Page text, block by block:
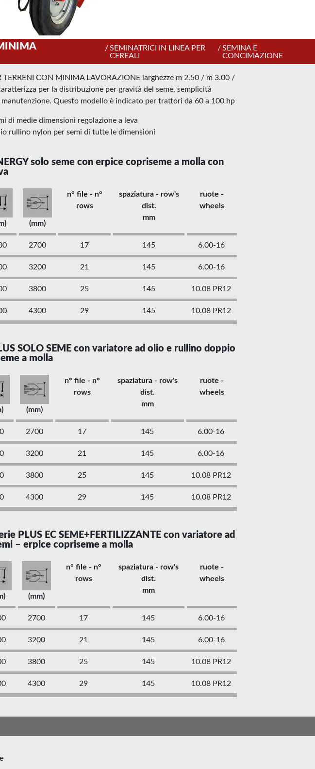
SEMINA E
CONCIMAZIONE
/
SEMINATRICI IN LINEA PER
CEREALI
/
TERRENI CON MINIMA LAVORAZIONE larghezze m 2.50 / m 3.00 /
per la distribuzione per gravità del seme, semplicità
Questo modello è indicato per trattori da 60 a 100 hp
di medie dimensioni regolazione a leva
rullino nylon per semi di tutte le dimensioni
solo seme con erpice copriseme a molla con
(mm)
n° file - n°
rows
spaziatura - row's
dist.
mm
ruote -
wheels
2700 17 145 6.00-16
3200 21 145 6.00-16
3800 25 145 10.08 PR12
4300 29 145 10.08 PR12
SOLO SEME con variatore ad olio e rullino doppio
a molla
(mm)
n° file - n°
rows
spaziatura - row's
dist.
mm
ruote -
wheels
2700 17 145 6.00-16
3200 21 145 6.00-16
3800 25 145 10.08 PR12
4300 29 145 10.08 PR12
PLUS EC SEME+FERTILIZZANTE con variatore ad
– erpice copriseme a molla
(mm)
n° file - n°
rows
spaziatura - row's
dist.
mm
ruote -
wheels
2700 17 145 6.00-16
3200 21 145 6.00-16
3800 25 145 10.08 PR12
4300 29 145 10.08 PR12